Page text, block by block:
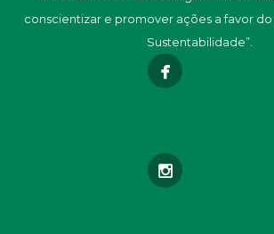
conscientizar e promover ações a favor
Sustentabilidade”.